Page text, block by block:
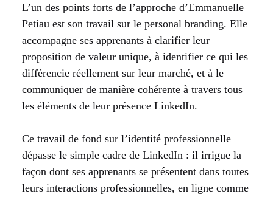
L’un des points forts de l’approche d’Emmanuelle
Petiau est son travail sur le personal branding. Elle
accompagne ses apprenants à clarifier leur
proposition de valeur unique, à identifier ce qui les
différencie réellement sur leur marché, et à le
communiquer de manière cohérente à travers tous
les éléments de leur présence LinkedIn.
Ce travail de fond sur l’identité professionnelle
dépasse le simple cadre de LinkedIn : il irrigue la
façon dont ses apprenants se présentent dans toutes
leurs interactions professionnelles, en ligne comme